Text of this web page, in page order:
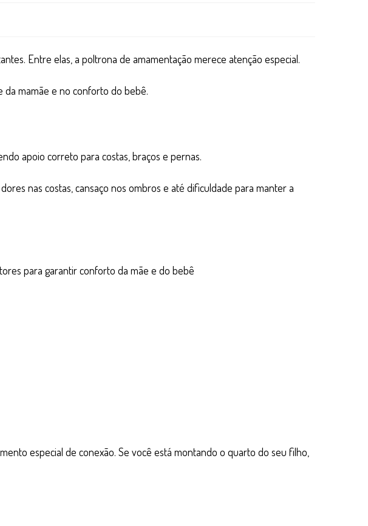
Entre elas, a poltrona de amamentação merece atenção especial.
da mamãe e no conforto do bebê.
apoio correto para costas, braços e pernas.
nas costas, cansaço nos ombros e até dificuldade para manter a
para garantir conforto da mãe e do bebê
especial de conexão. Se você está montando o quarto do seu filho,